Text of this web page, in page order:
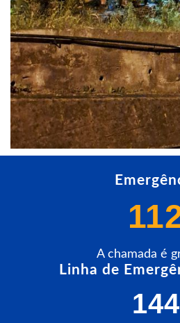
A chamada é
Linha de
144